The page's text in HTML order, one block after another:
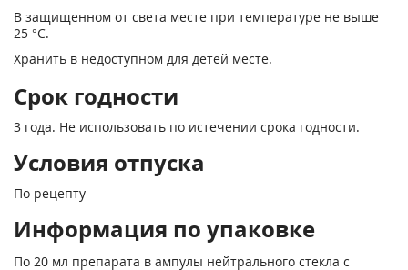
В защищенном от света месте при температуре не выше
25 °С.
Хранить в недоступном для детей месте.
Срок годности
3 года. Не использовать по истечении срока годности.
Условия отпуска
По рецепту
Информация по упаковке
По 20 мл препарата в ампулы нейтрального стекла с